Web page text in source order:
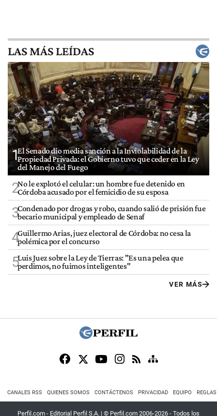
LAS MÁS LEÍDAS
1El Senado dio media sanción a la Inviolabilidad de la
Propiedad Privada: el Gobierno tuvo que ceder en la Ley
del Manejo del Fuego
2No le explotó el celular: un hombre fue detenido en
Córdoba acusado por el femicidio de su esposa
3Condenado por drogas y robo, cuando salió de prisión fue
becario municipal y empleado de Senaf
4Guillermo Arias, juez electoral de Córdoba: no cesa la
polémica por el concurso
5Luis Juez sobre la Ley de Tierras: "Es una pelea que
perdimos, no fuimos inteligentes"
VER MÁS
CANALES RSS QUIENES SOMOS CONTÁCTENOS PRIVACIDAD EQUIPO
Perfil.com - Editorial Perfil S.A. | © Perfil.com 2006-2026 - Todos los